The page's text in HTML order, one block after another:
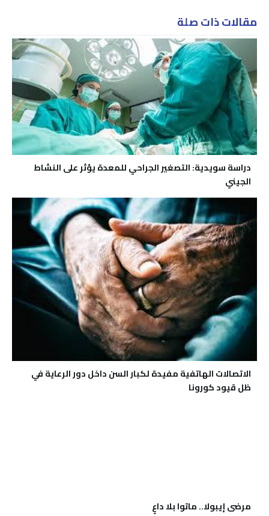
مقالات ذات صلة
دراسة سويدية: التصغير الجراحي للمعدة يؤثر على النشاط
الجيني
الاتصالات الهاتفية مفيدة لكبار السن داخل دور الرعاية في
ظل قيود كورونا
مرضى إيبولا.. ماتوا بلا داعٍ